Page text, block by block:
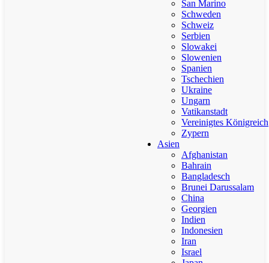
San Marino
Schweden
Schweiz
Serbien
Slowakei
Slowenien
Spanien
Tschechien
Ukraine
Ungarn
Vatikanstadt
Vereinigtes Königreich
Zypern
Asien
Afghanistan
Bahrain
Bangladesch
Brunei Darussalam
China
Georgien
Indien
Indonesien
Iran
Israel